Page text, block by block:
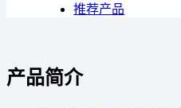
推荐产品
产品简介